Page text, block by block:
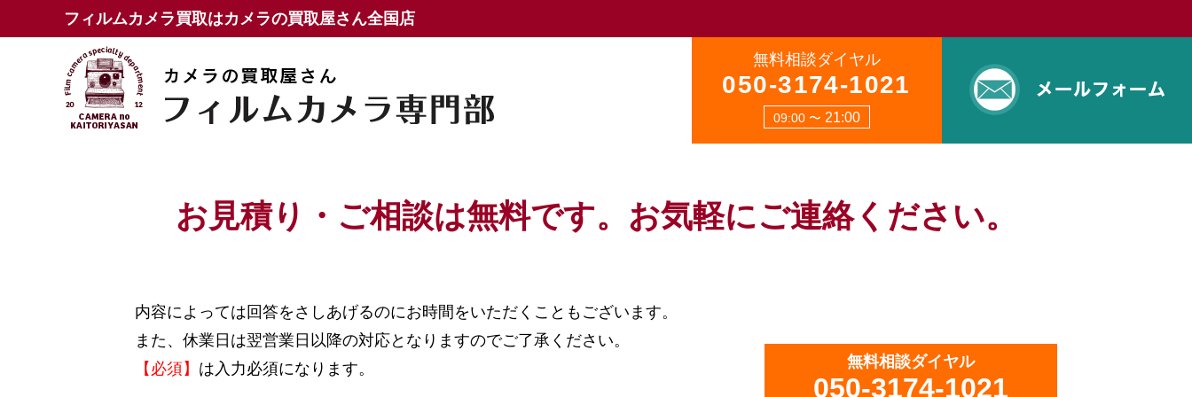
フィルムカメラ買取はカメラの買取屋さん全国店
無料相談ダイヤル
050-3174-1021
09:00 〜 21:00
お見積り・ご相談は無料です。 お気軽にご連絡ください。
内容によっては回答をさしあげるのにお時間をいただくこともございます。
また、休業日は翌営業日以降の対応となりますのでご了承ください。
【必須】 は入力必須になります。 無料相談ダイヤル
050-3174-1021